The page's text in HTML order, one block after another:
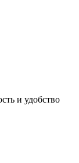
и удобство